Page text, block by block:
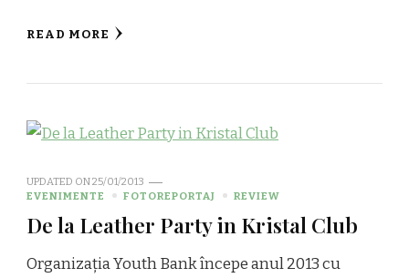
READ MORE
UPDATED ON25/01/2013
EVENIMENTE
FOTOREPORTAJ REVIEW
De la Leather Party in Kristal Club
Organizația Youth Bank începe anul 2013 cu